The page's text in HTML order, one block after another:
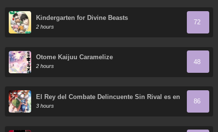
Kindergarten for Divine Beasts
2 hours
72
Otome Kaijuu Caramelize
2 hours
48
El Rey del Combate Delincuente Sin Rival es en
Realidad un Sanador en el Mundo del Juego
3 hours
86